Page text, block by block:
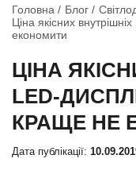
Головна Блог
Ціна якісних
економити
ЦІНА
LED-
КРАЩЕ НЕ
Дата публікації: